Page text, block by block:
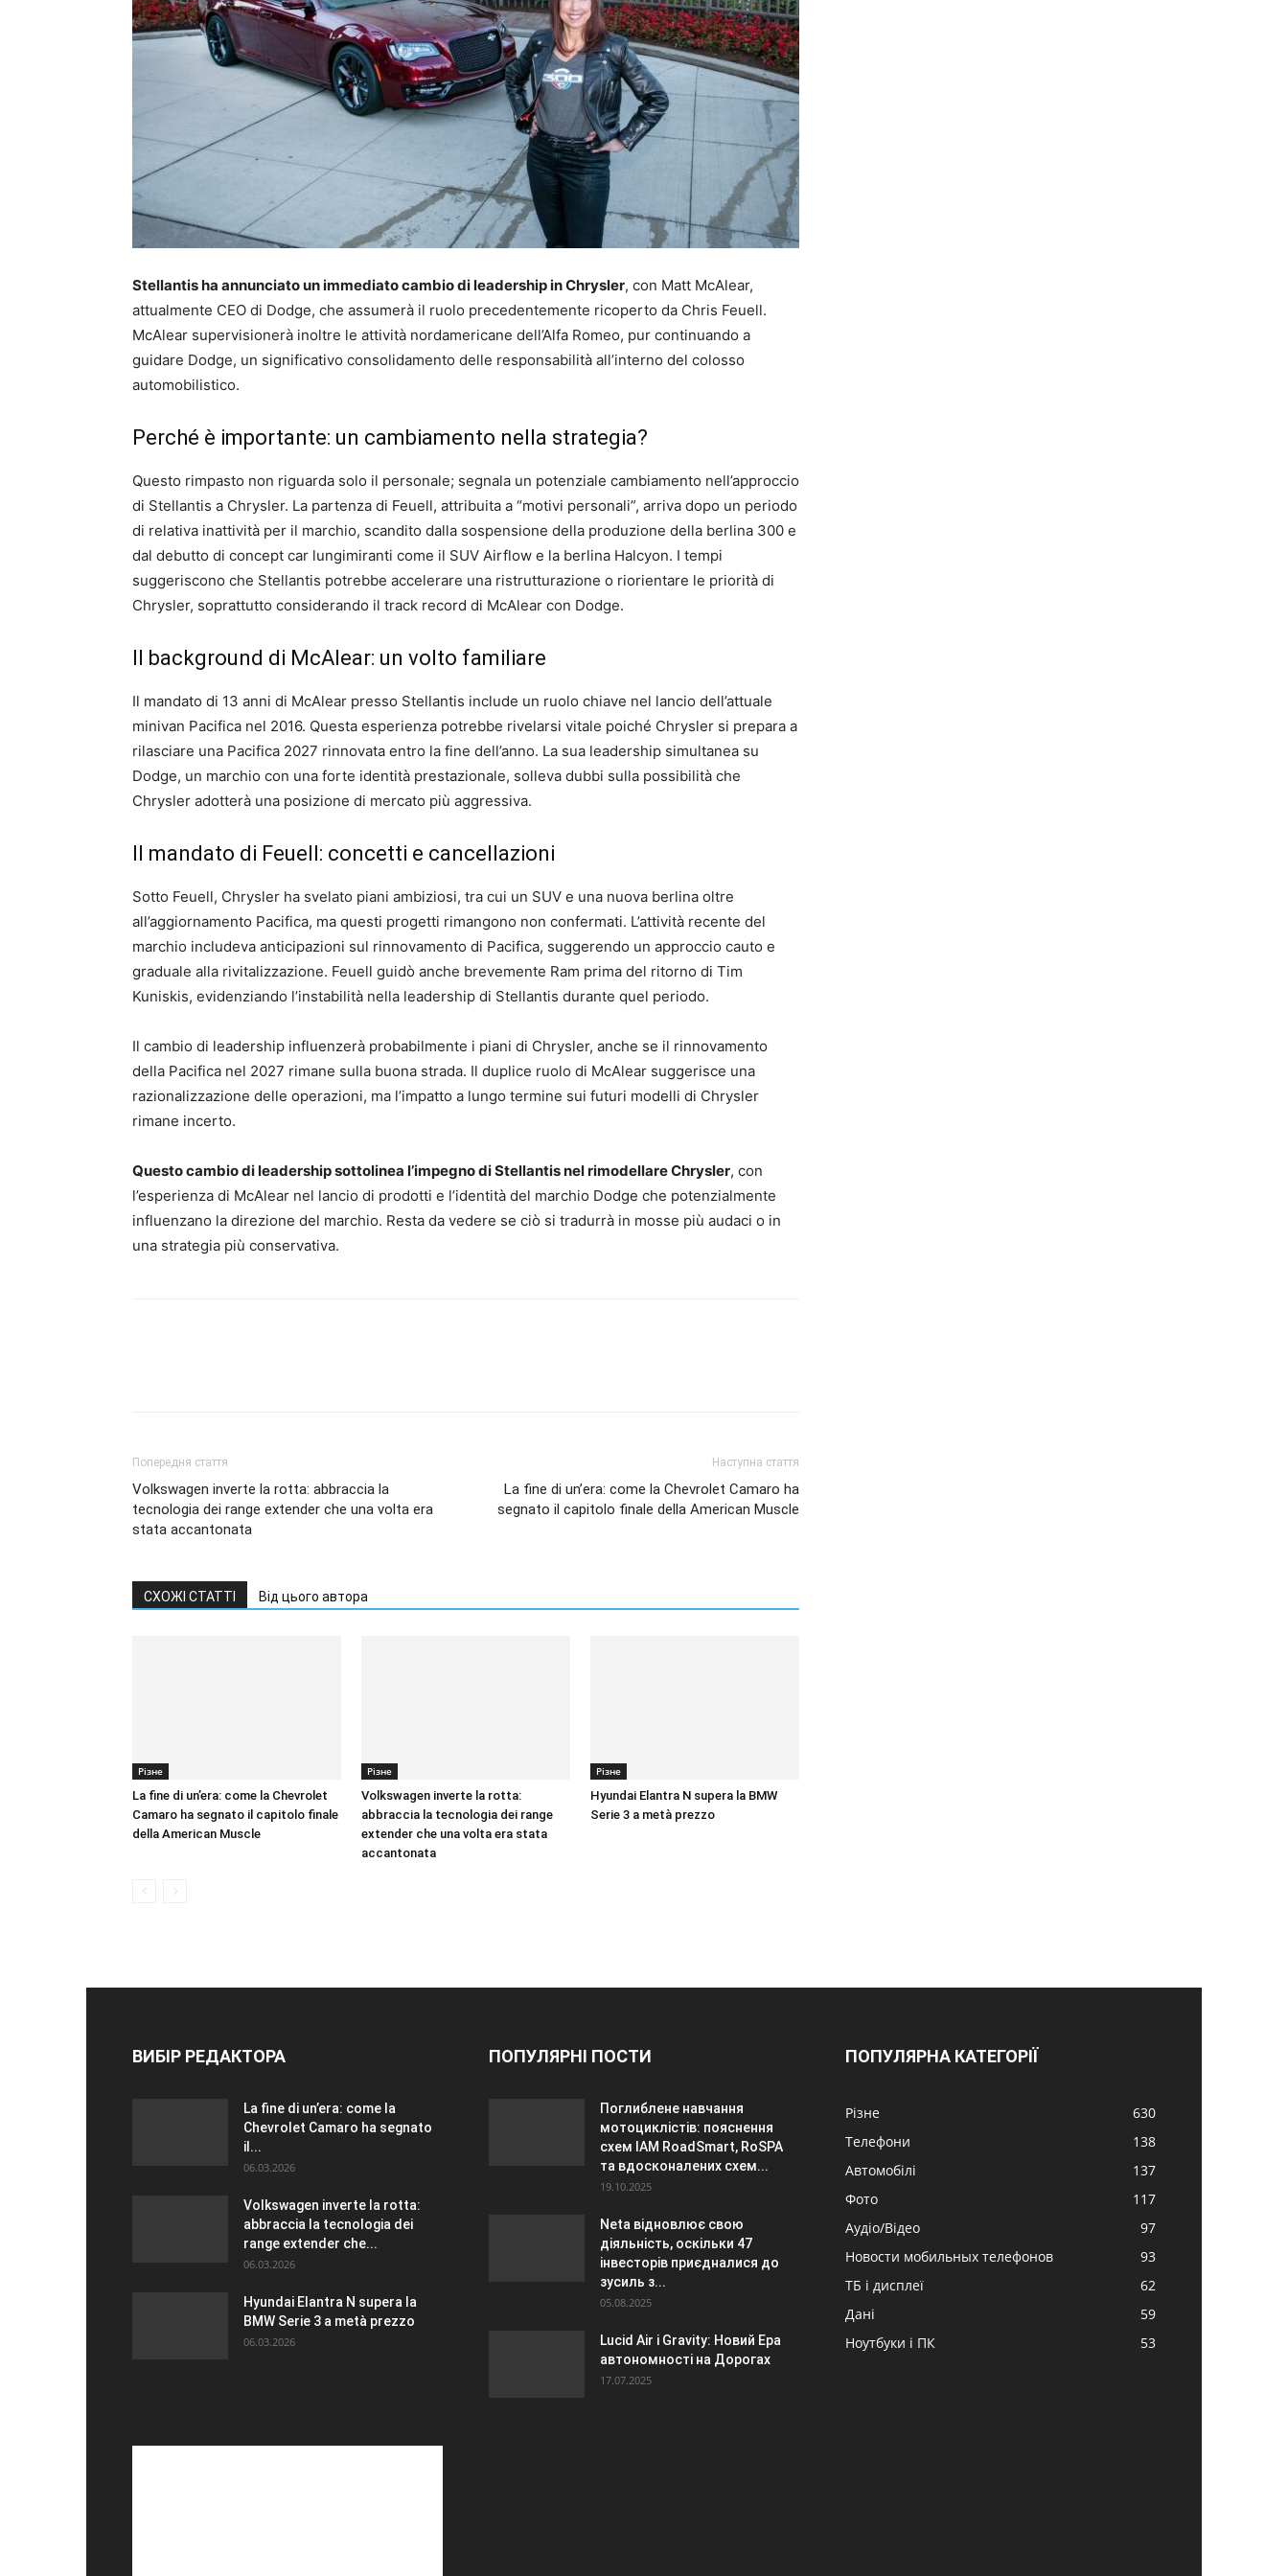
Stellantis ha annunciato un immediato cambio di leadership in Chrysler, con Matt McAlear,
attualmente CEO di Dodge, che assumerà il ruolo precedentemente ricoperto da Chris Feuell.
McAlear supervisionerà inoltre le attività nordamericane dell’Alfa Romeo, pur continuando a
guidare Dodge, un significativo consolidamento delle responsabilità all’interno del colosso
automobilistico.
Perché è importante: un cambiamento nella strategia?
Questo rimpasto non riguarda solo il personale; segnala un potenziale cambiamento nell’approccio
di Stellantis a Chrysler. La partenza di Feuell, attribuita a “motivi personali”, arriva dopo un periodo
di relativa inattività per il marchio, scandito dalla sospensione della produzione della berlina 300 e
dal debutto di concept car lungimiranti come il SUV Airflow e la berlina Halcyon. I tempi
suggeriscono che Stellantis potrebbe accelerare una ristrutturazione o riorientare le priorità di
Chrysler, soprattutto considerando il track record di McAlear con Dodge.
Il background di McAlear: un volto familiare
Il mandato di 13 anni di McAlear presso Stellantis include un ruolo chiave nel lancio dell’attuale
minivan Pacifica nel 2016. Questa esperienza potrebbe rivelarsi vitale poiché Chrysler si prepara a
rilasciare una Pacifica 2027 rinnovata entro la fine dell’anno. La sua leadership simultanea su
Dodge, un marchio con una forte identità prestazionale, solleva dubbi sulla possibilità che
Chrysler adotterà una posizione di mercato più aggressiva.
Il mandato di Feuell: concetti e cancellazioni
Sotto Feuell, Chrysler ha svelato piani ambiziosi, tra cui un SUV e una nuova berlina oltre
all’aggiornamento Pacifica, ma questi progetti rimangono non confermati. L’attività recente del
marchio includeva anticipazioni sul rinnovamento di Pacifica, suggerendo un approccio cauto e
graduale alla rivitalizzazione. Feuell guidò anche brevemente Ram prima del ritorno di Tim
Kuniskis, evidenziando l’instabilità nella leadership di Stellantis durante quel periodo.
Il cambio di leadership influenzerà probabilmente i piani di Chrysler, anche se il rinnovamento
della Pacifica nel 2027 rimane sulla buona strada. Il duplice ruolo di McAlear suggerisce una
razionalizzazione delle operazioni, ma l’impatto a lungo termine sui futuri modelli di Chrysler
rimane incerto.
Questo cambio di leadership sottolinea l’impegno di Stellantis nel rimodellare Chrysler, con
l’esperienza di McAlear nel lancio di prodotti e l’identità del marchio Dodge che potenzialmente
influenzano la direzione del marchio. Resta da vedere se ciò si tradurrà in mosse più audaci o in
una strategia più conservativa.
Попередня стаття
Volkswagen inverte la rotta: abbraccia la
tecnologia dei range extender che una volta era
stata accantonata
Наступна стаття
La fine di un’era: come la Chevrolet Camaro ha
segnato il capitolo finale della American Muscle
СХОЖІ СТАТТІ Від цього автора
Різне
La fine di un’era: come la Chevrolet
Camaro ha segnato il capitolo finale
della American Muscle
Різне
Volkswagen inverte la rotta:
abbraccia la tecnologia dei range
extender che una volta era stata
accantonata
Різне
Hyundai Elantra N supera la BMW
Serie 3 a metà prezzo
ВИБІР РЕДАКТОРА
La fine di un’era: come la
Chevrolet Camaro ha segnato
il...
06.03.2026
Volkswagen inverte la rotta:
abbraccia la tecnologia dei
range extender che...
06.03.2026
Hyundai Elantra N supera la
BMW Serie 3 a metà prezzo
06.03.2026
ПОПУЛЯРНІ ПОСТИ
Поглиблене навчання
мотоциклістів: пояснення
схем IAM RoadSmart, RoSPA
та вдосконалених схем...
19.10.2025
Neta відновлює свою
діяльність, оскільки 47
інвесторів приєдналися до
зусиль з...
05.08.2025
Lucid Air і Gravity: Новий Ера
автономності на Дорогах
17.07.2025
ПОПУЛЯРНА КАТЕГОРІЇ
Різне
630
Телефони
138
Автомобілі
137
Фото
117
Аудіо/Відео
97
Новости мобильных телефонов
93
ТБ і дисплеї
62
Дані
59
Ноутбуки і ПК
53